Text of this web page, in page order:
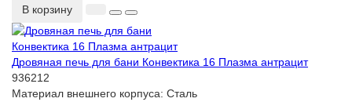
В корзину
Дровяная печь для бани Конвектика 16 Плазма антрацит
936212
Материал внешнего корпуса: Сталь